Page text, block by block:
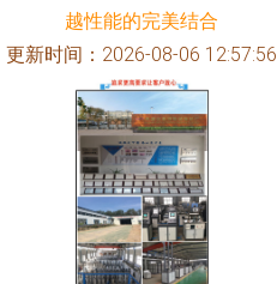
越性能的完美结合
更新时间：2026-08-06 12:57:56